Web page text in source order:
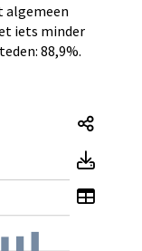
algemeen
iets minder
88,9%.
Toon